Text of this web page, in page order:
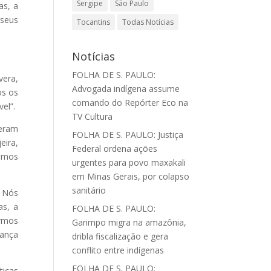
a
os
a
Sergipe
São Paulo
Tocantins
Todas Notícias
Notícias
FOLHA DE S. PAULO:
Advogada indígena assume
comando do Repórter Eco na
TV Cultura
FOLHA DE S. PAULO: Justiça
Federal ordena ações
urgentes para povo maxakali
em Minas Gerais, por colapso
sanitário
FOLHA DE S. PAULO:
Garimpo migra na amazônia,
dribla fiscalização e gera
conflito entre indígenas
FOLHA DE S. PAULO: